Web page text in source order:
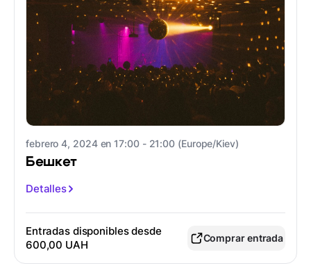
febrero 4, 2024 en 17:00 - 21:00 (Europe/Kiev)
Бешкет
Detalles
Entradas disponibles desde
600,00 UAH
Comprar entrada